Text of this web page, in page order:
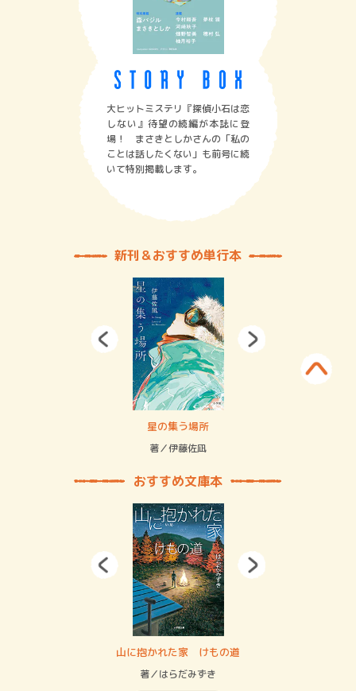
大ヒットミステリ『探偵小石は恋
しない』待望の続編が本誌に登
場！ まさきとしかさんの「私の
ことは話したくない」も前号に続
いて特別掲載します。
新刊＆おすすめ単行本
星の集う場所
著／伊藤佐凪
おすすめ文庫本
山に抱かれた家 けもの道
著／はらだみずき